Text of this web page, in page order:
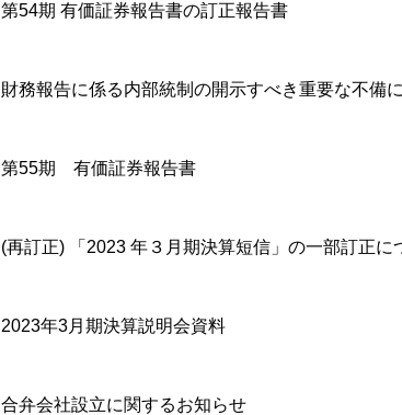
第54期 有価証券報告書の訂正報告書
財務報告に係る内部統制の開示すべき重要な不備
第55期 有価証券報告書
(再訂正) 「2023 年３月期決算短信」の一部訂正に
2023年3月期決算説明会資料
合弁会社設立に関するお知らせ